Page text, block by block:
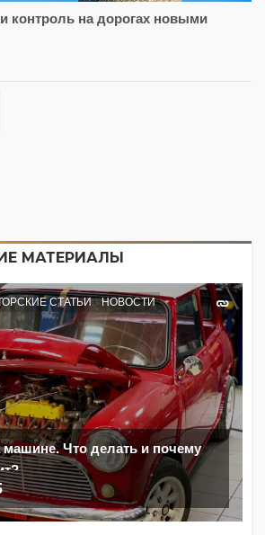
контроль на дорогах новыми
МАТЕРИАЛЫ
СТАТЬИ НОВОСТИ
машине. Что делать и почему